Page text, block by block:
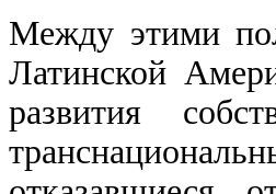
Между этими
Латинской
развития